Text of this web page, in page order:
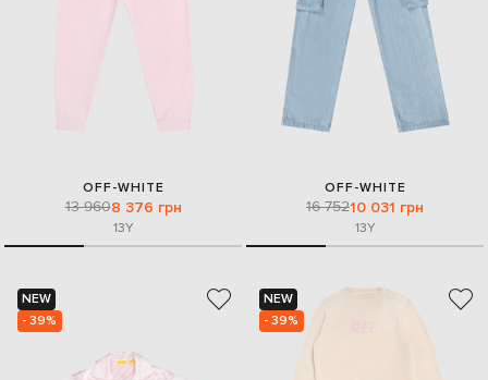
OFF-WHITE
13 9608 376 грн
13Y
OFF-WHITE
16 75210 031 грн
13Y
NEW
- 39%
NEW
- 39%